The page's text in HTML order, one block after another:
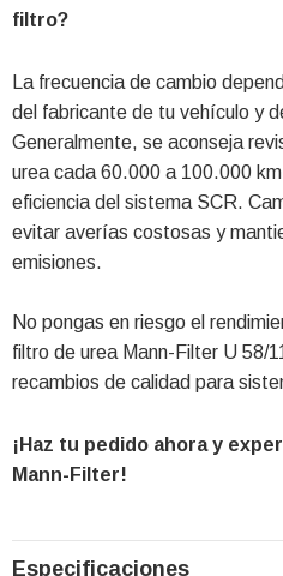
filtro?
La frecuencia de cambio
del fabricante de tu vehículo y
Generalmente, se aconseja
urea cada 60.000 a 100.000
eficiencia del sistema SCR.
evitar averías costosas y
emisiones.
No pongas en riesgo el
filtro de urea Mann-Filter U 58/
recambios de calidad para
¡Haz tu pedido ahora y
Mann-Filter!
Especificaciones